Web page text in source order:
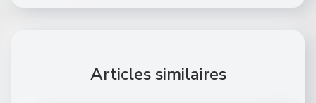
Articles similaires